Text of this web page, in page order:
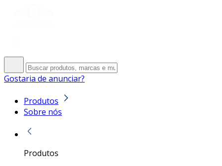
Gostaria de anunciar?
Produtos
Sobre nós
Produtos